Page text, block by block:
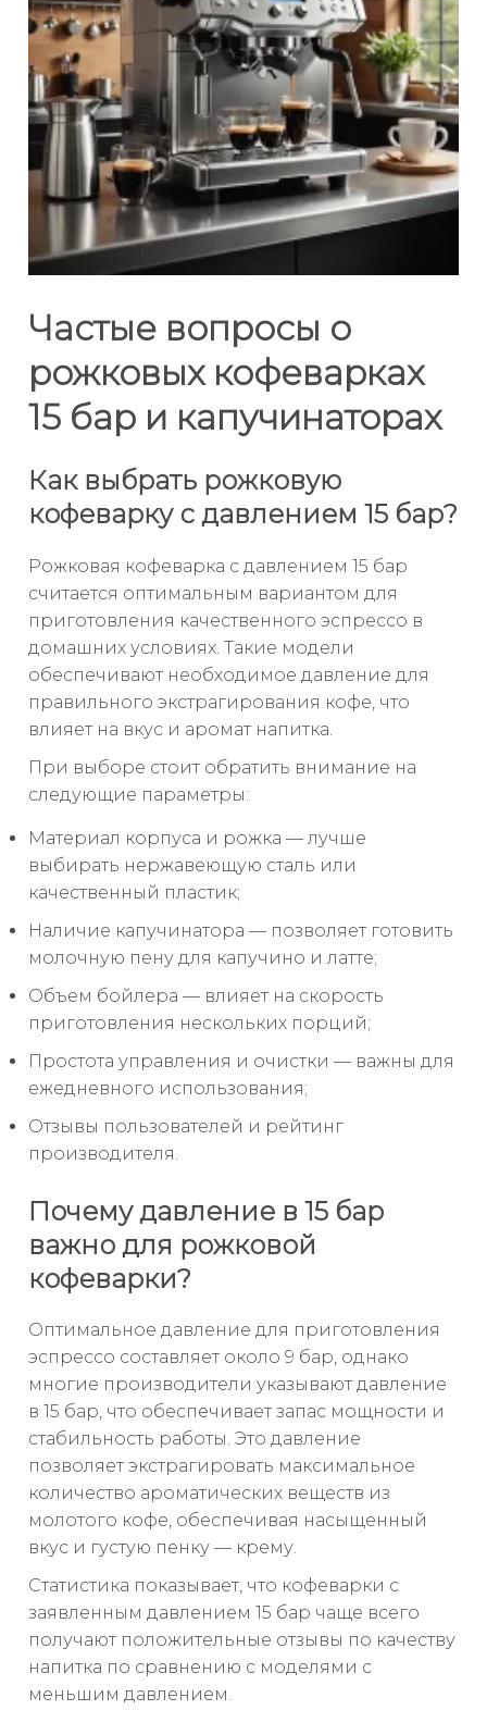
Частые вопросы о
рожковых кофеварках
15 бар и капучинаторах
Как выбрать рожковую
кофеварку с давлением 15 бар?
Рожковая кофеварка с давлением 15 бар
считается оптимальным вариантом для
приготовления качественного эспрессо в
домашних условиях. Такие модели
обеспечивают необходимое давление для
правильного экстрагирования кофе, что
влияет на вкус и аромат напитка.
При выборе стоит обратить внимание на
следующие параметры:
Материал корпуса и рожка — лучше
выбирать нержавеющую сталь или
качественный пластик;
Наличие капучинатора — позволяет готовить
молочную пену для капучино и латте;
Объем бойлера — влияет на скорость
приготовления нескольких порций;
Простота управления и очистки — важны для
ежедневного использования;
Отзывы пользователей и рейтинг
производителя.
Почему давление в 15 бар
важно для рожковой
кофеварки?
Оптимальное давление для приготовления
эспрессо составляет около 9 бар, однако
многие производители указывают давление
в 15 бар, что обеспечивает запас мощности и
стабильность работы. Это давление
позволяет экстрагировать максимальное
количество ароматических веществ из
молотого кофе, обеспечивая насыщенный
вкус и густую пенку — крему.
Статистика показывает, что кофеварки с
заявленным давлением 15 бар чаще всего
получают положительные отзывы по качеству
напитка по сравнению с моделями с
меньшим давлением.